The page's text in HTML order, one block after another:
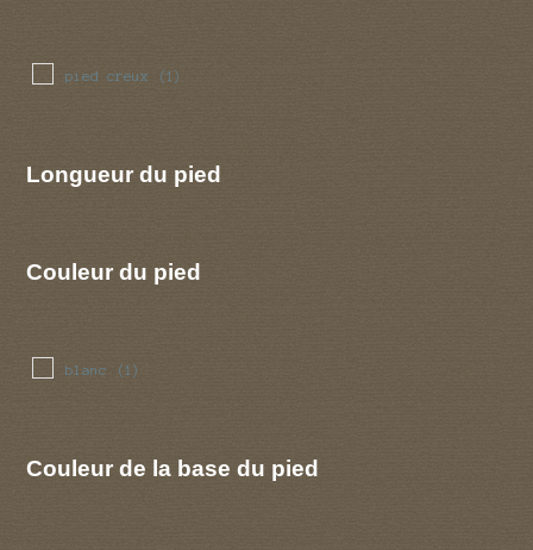
pied creux (1)
Longueur du pied
Couleur du pied
blanc (1)
Couleur de la base du pied